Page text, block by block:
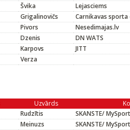
Švika
Lejasciems
Grigalinovičs
Carnikavas sporta
Pivors
Nesedimajas.lv
Dzenis
DN WATS
Karpovs
JITT
Verza
Uzvārds
Rudzītis
SKANSTE/ MySport
Meinuzs
SKANSTE/ MySport